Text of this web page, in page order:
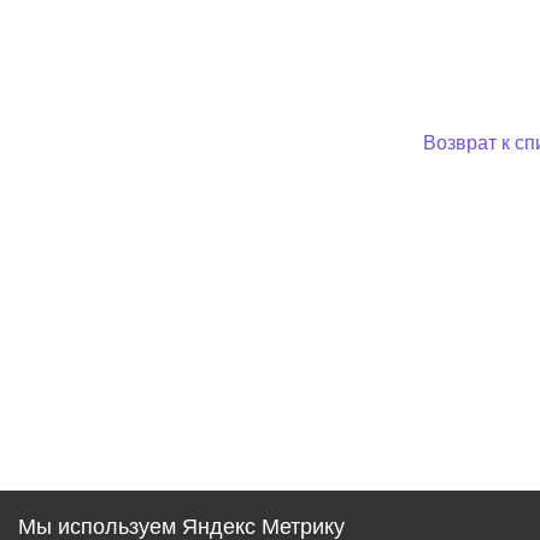
Возврат к
Мы используем Яндекс Метрику